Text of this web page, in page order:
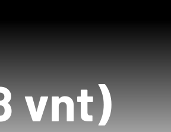
vnt)